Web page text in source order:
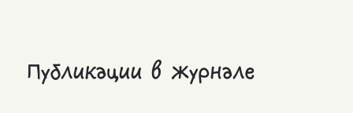
Публикации в журнале